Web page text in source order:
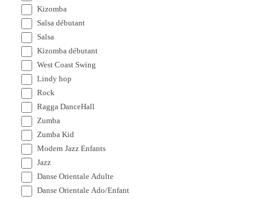
e
l
l
e
d
a
n
s
e
a
Kizomba
Salsa débutant
Salsa
Kizomba débutant
West Coast Swing
Lindy hop
Rock
Ragga DanceHall
Zumba
Zumba Kid
Modern Jazz Enfants
Jazz
Danse Orientale Adulte
Danse Orientale Ado/Enfant